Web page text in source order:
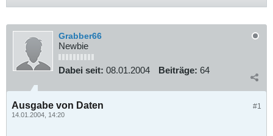
Grabber66
Newbie
Dabei seit: 08.01.2004 Beiträge: 64
#1
Ausgabe von Daten
14.01.2004, 14:20